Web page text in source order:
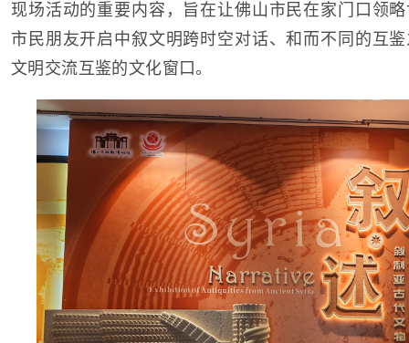
现场活动的重要内容，旨在让佛山市民在家门口领
市民朋友开启中叙文明跨时空对话、和而不同的互
文明交流互鉴的文化窗口。